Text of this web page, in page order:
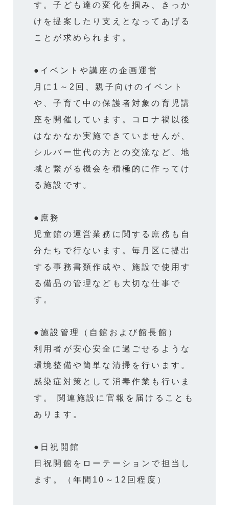
す。子ども達の変化を掴み、きっか
けを提案したり支えとなってあげる
ことが求められます。
●イベントや講座の企画運営
月に1～2回、親子向けのイベント
や、子育て中の保護者対象の育児講
座を開催しています。コロナ禍以後
はなかなか実施できていませんが、
シルバー世代の方との交流など、地
域と繋がる機会を積極的に作ってけ
る施設です。
●庶務
児童館の運営業務に関する庶務も自
分たちで行ないます。毎月区に提出
する事務書類作成や、施設で使用す
る備品の管理なども大切な仕事で
す。
●施設管理（自館および館長館）
利用者が安心安全に過ごせるような
環境整備や簡単な清掃を行います。
感染症対策として消毒作業も行いま
す。 関連施設に官報を届けることも
あります。
●日祝開館
日祝開館をローテーションで担当し
ます。（年間10～12回程度）